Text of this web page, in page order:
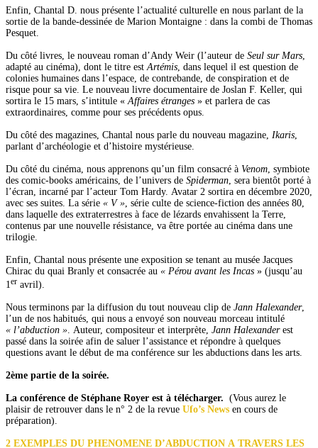
Enfin, Chantal D. nous présente l’actualité culturelle en nous parlant de la
sortie de la bande-dessinée de Marion Montaigne : dans la combi de Thomas
Pesquet.
Du côté livres, le nouveau roman d’Andy Weir (l’auteur de Seul sur Mars,
adapté au cinéma), dont le titre estArtémis, dans lequel il est question de
colonies humaines dans l’espace, de contrebande, de conspiration et de
risque pour sa vie. Le nouveau livre documentaire de Joslan F. Keller, qui
sortira le 15 mars, s’intitule «Affaires étranges » et parlera de cas
extraordinaires, comme pour ses précédents opus.
Du côté des magazines, Chantal nous parle du nouveau magazine, Ikaris,
parlant d’archéologie et d’histoire mystérieuse.
Du côté du cinéma, nous apprenons qu’un film consacré à Venom, symbiote
des comic-books américains, de l’univers de Spiderman, sera bientôt porté à
l’écran, incarné par l’acteur Tom Hardy. Avatar 2 sortira en décembre 2020,
avec ses suites. La série « V », série culte de science-fiction des années 80,
dans laquelle des extraterrestres à face de lézards envahissent la Terre,
contenus par une nouvelle résistance, va être portée au cinéma dans une
trilogie.
Enfin, Chantal nous présente une exposition se tenant au musée Jacques
Chirac du quai Branly et consacrée au « Pérou avant les Incas » (jusqu’au
1er avril).
Nous terminons par la diffusion du tout nouveau clip de Jann Halexander,
l’un de nos habitués, qui nous a envoyé son nouveau morceau intitulé
« l’abduction ». Auteur, compositeur et interprète, Jann Halexanderest
passé dans la soirée afin de saluer l’assistance et répondre à quelques
questions avant le début de ma conférence sur les abductions dans les arts.
2ème partie de la soirée.
La conférence de Stéphane Royer est à télécharger. (Vous aurez le
plaisir de retrouver dans le n° 2 de la revue Ufo’s News en cours de
préparation).
2 EXEMPLES DU PHENOMENE D’ABDUCTION A TRAVERS LES